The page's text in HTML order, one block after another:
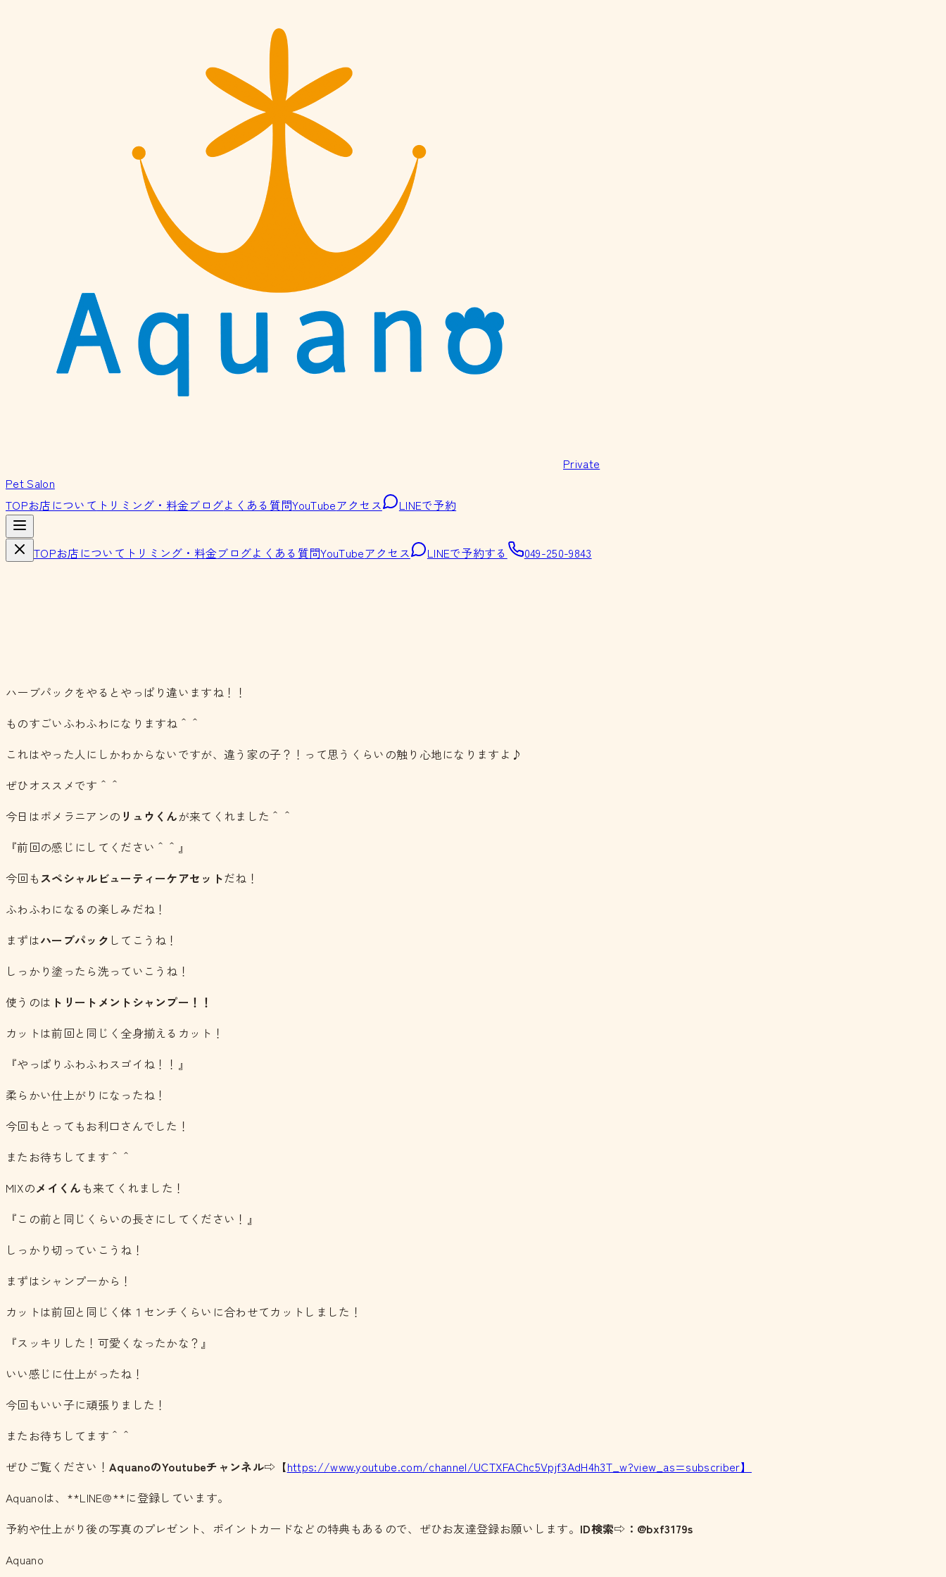
Private
Pet Salon
TOPお店について トリミング・料金ブログよくある質問YouTubeアクセス LINEで予約
TOPお店について トリミング・料金ブログよくある質問YouTubeアクセス LINEで予約する 049-250-9843
ハーブパックをやるとやっぱり違いますね！！
ものすごいふわふわになりますね＾＾
これはやった人にしかわからないですが、違う家の子？！って思うくらいの触り心地になりますよ♪
ぜひオススメです＾＾
今日はポメラニアンの リュウくんが来てくれました＾＾
『前回の感じにしてください＾＾』
今回もスペシャルビューティーケアセットだね！
ふわふわになるの楽しみだね！
まずはハーブパック してこうね！
しっかり塗ったら洗っていこうね！
使うのは トリートメントシャンプー！！
カットは前回と同じく全身揃えるカット！
『やっぱりふわふわスゴイね！！』
柔らかい仕上がりになったね！
今回もとってもお利口さんでした！
またお待ちしてます＾＾
MIXのメイくんも来てくれました！
『この前と同じくらいの長さにしてください！』
しっかり切っていこうね！
まずはシャンプーから！
カットは前回と同じく体１センチくらいに合わせてカットしました！
『スッキリした！可愛くなったかな？』
いい感じに仕上がったね！
今回もいい子に頑張りました！
またお待ちしてます＾＾
ぜひご覧ください！ AquanoのYoutubeチャンネル⇨【https://www.youtube.com/channel/UCTXFAChc5Vpjf3AdH4h3T_w?view_as=subscriber】
Aquanoは、**LINE@**に登録しています。
予約や仕上がり後の写真のプレゼント、ポイントカードなどの特典もあるので、ぜひお友達登録お願いします。 ID検索⇨：@bxf3179s
Aquano